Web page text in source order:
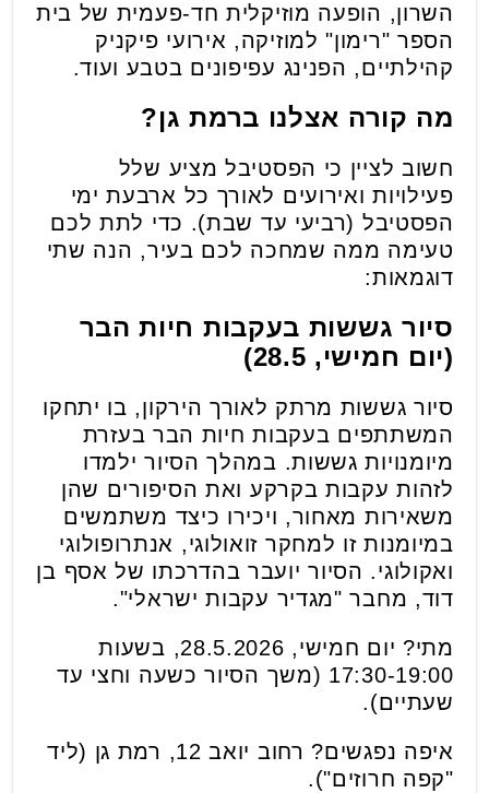
השרון, הופעה מוזיקלית חד-פעמית של בית
הספר "רימון" למוזיקה, אירועי פיקניק
קהילתיים, הפנינג עפיפונים בטבע ועוד.
מה קורה אצלנו ברמת גן?
חשוב לציין כי הפסטיבל מציע שלל
פעילויות ואירועים לאורך כל ארבעת ימי
הפסטיבל (רביעי עד שבת). כדי לתת לכם
טעימה ממה שמחכה לכם בעיר, הנה שתי
דוגמאות:
סיור גששות בעקבות חיות הבר
(יום חמישי, 28.5)
סיור גששות מרתק לאורך הירקון, בו יתחקו
המשתתפים בעקבות חיות הבר בעזרת
מיומנויות גששות. במהלך הסיור ילמדו
לזהות עקבות בקרקע ואת הסיפורים שהן
משאירות מאחור, ויכירו כיצד משתמשים
במיומנות זו למחקר זואולוגי, אנתרופולוגי
ואקולוגי. הסיור יועבר בהדרכתו של אסף בן
דוד, מחבר "מגדיר עקבות ישראלי".
מתי? יום חמישי, 28.5.2026, בשעות
17:30-19:00 (משך הסיור כשעה וחצי עד
שעתיים).
איפה נפגשים? רחוב יואב 12, רמת גן (ליד
"קפה חרוזים").